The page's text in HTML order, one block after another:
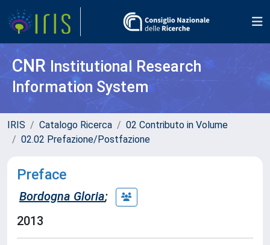
CNR Institutional Research
Information System
IRIS Catalogo Ricerca
02 Contributo in Volume
02.02 Prefazione/Postfazione
Preface
Bordogna Gloria;
2013